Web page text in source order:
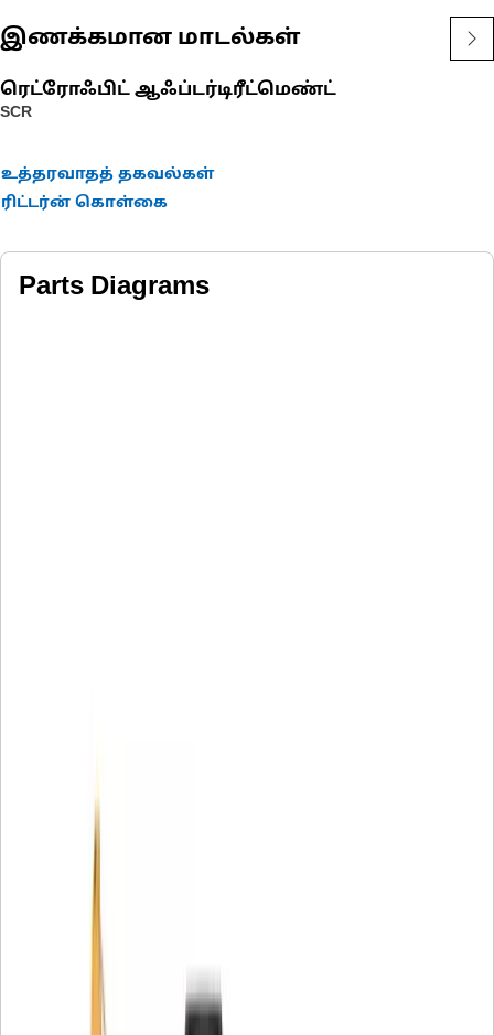
Consult your owner's manual or contact your local Cat dealer
for more information.
இணக்கமான மாடல்கள்
ரெட்ரோஃபிட் ஆஃப்டர்டிரீட்மெண்ட்
SCR
உத்தரவாதத் தகவல்கள்
ரிட்டர்ன் கொள்கை
Parts Diagrams